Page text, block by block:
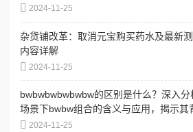
当下流行文化的趣味与共鸣
2024-11-25
杂货铺改革：取消元宝购买药水及最新
内容详解
2024-11-25
bwbwbwbwbwbw的区别是什么？深入分
场景下bwbw组合的含义与应用，揭示其
文化和语境差异
2024-11-25